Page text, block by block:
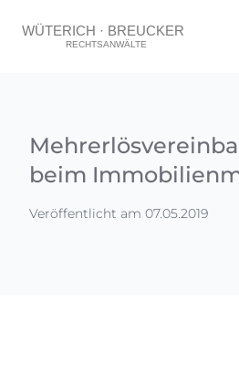
beim
Veröffentlicht am 07.05.2019